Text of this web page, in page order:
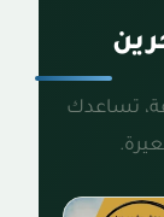
تساعدك